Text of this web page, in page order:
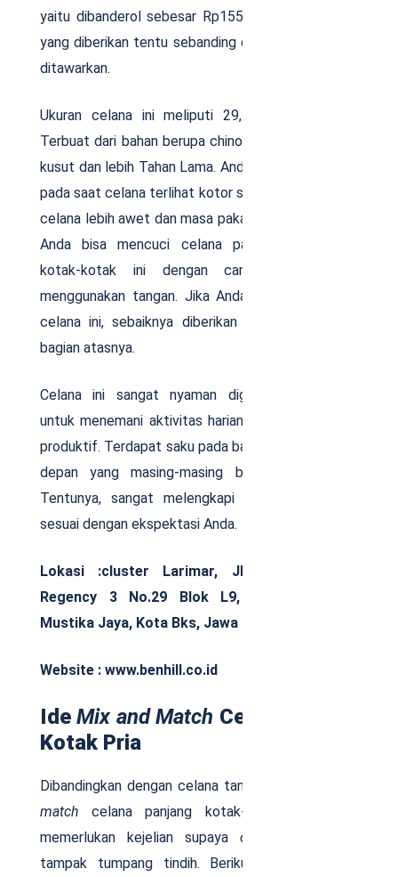
yaitu dibanderol sebesar Rp155.000 saja. Kualitas
yang diberikan tentu sebanding dengan harga yang
ditawarkan.
Ukuran celana ini meliputi 29, 30, 32, dan 34.
Terbuat dari bahan berupa chino yang tidak mudah
kusut dan lebih Tahan Lama. Anda bisa mencucinya
pada saat celana terlihat kotor saja. Tujuannya agar
celana lebih awet dan masa pakainya lebih panjang.
Anda bisa mencuci celana panjang pria motif
kotak-kotak ini dengan cara manual yaitu
menggunakan tangan. Jika Anda ingin menyetrika
celana ini, sebaiknya diberikan lapisan kain pada
bagian atasnya.
Celana ini sangat nyaman digunakan terutama
untuk menemani aktivitas harian Anda yang cukup
produktif. Terdapat saku pada bagian belakang dan
depan yang masing-masing berjumlah 2 buah.
Tentunya, sangat melengkapi desain celana ini
sesuai dengan ekspektasi Anda.
Lokasi :cluster Larimar, Jl. Bekasi Timur
Regency 3 No.29 Blok L9, Cimuning, Kec.
Mustika Jaya, Kota Bks, Jawa Barat 17155
Website : www.benhill.co.id
IdeMix and Match Celana Kotak-
Kotak Pria
Dibandingkan dengan celana tanpa motif,
matchcelana panjang kotak-kotak pria lebih
memerlukan kejelian supaya outfit
tampak tumpang tindih. Berikut beberapa tips